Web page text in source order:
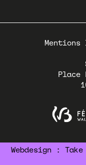
Pied
Place
Webdesign : Take